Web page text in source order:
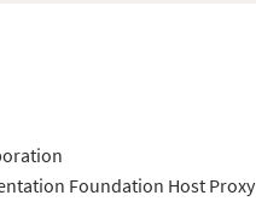
Foundation Host Proxy